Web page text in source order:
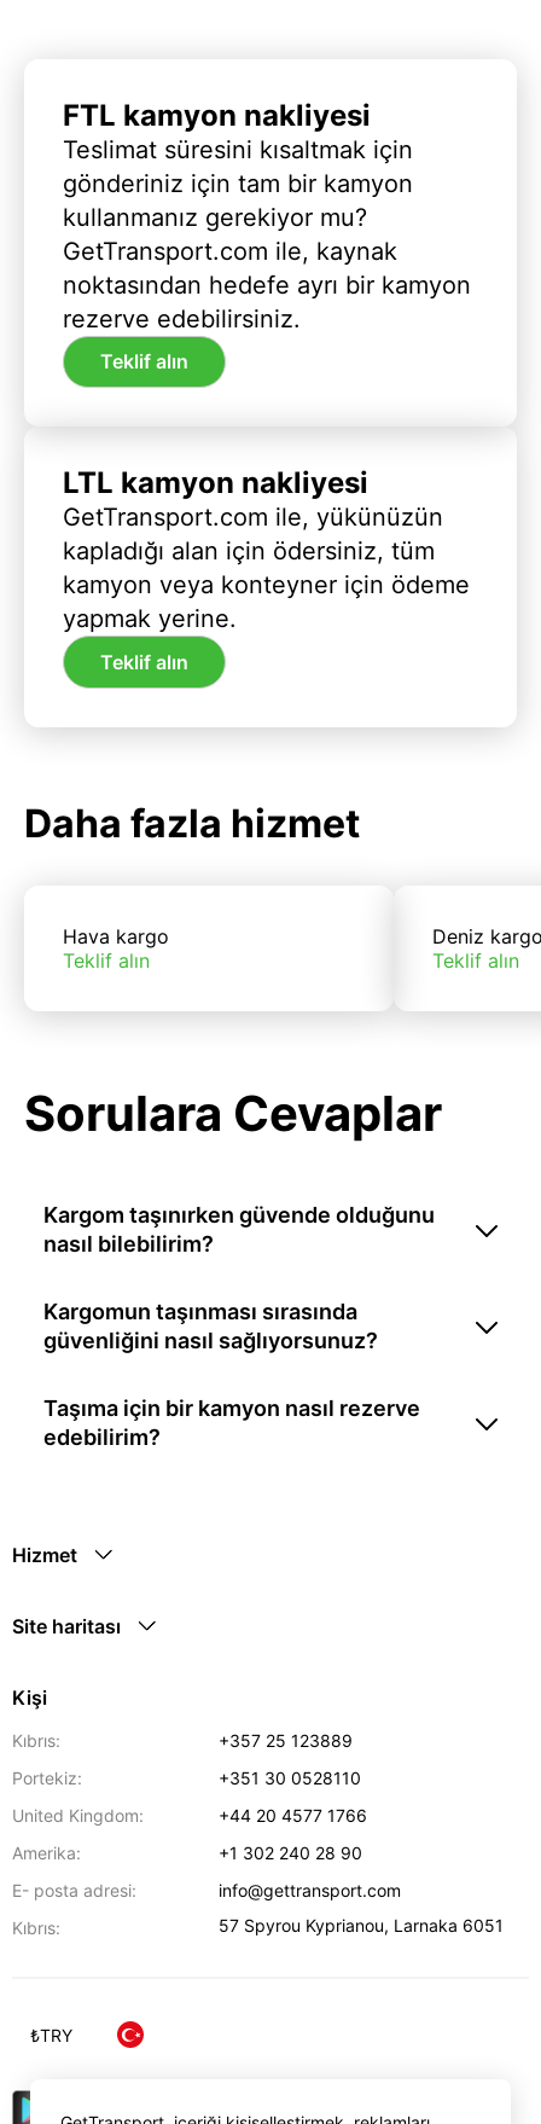
FTL kamyon nakliyesi
Teslimat süresini kısaltmak için
gönderiniz için tam bir kamyon
kullanmanız gerekiyor mu?
GetTransport.com ile, kaynak
noktasından hedefe ayrı bir kamyon
rezerve edebilirsiniz.
Teklif alın
LTL kamyon nakliyesi
GetTransport.com ile, yükünüzün
kapladığı alan için ödersiniz, tüm
kamyon veya konteyner için ödeme
yapmak yerine.
Teklif alın
Daha fazla hizmet
Hava kargo
Teklif alın
Deniz
Teklif alın
Sorulara Cevaplar
Kargom taşınırken güvende olduğunu
nasıl bilebilirim?
Kargomun taşınması sırasında
güvenliğini nasıl sağlıyorsunuz?
Taşıma için bir kamyon nasıl rezerve
edebilirim?
Hizmet
Site haritası
Kişi
Kıbrıs:
+357 25 123889
Portekiz:
+351 30 0528110
United Kingdom:
+44 20 4577 1766
Amerika:
+1 302 240 28 90
E- posta adresi:
info@gettransport.com
Kıbrıs:
57 Spyrou Kyprianou, Larnaka 6051
₺TRY